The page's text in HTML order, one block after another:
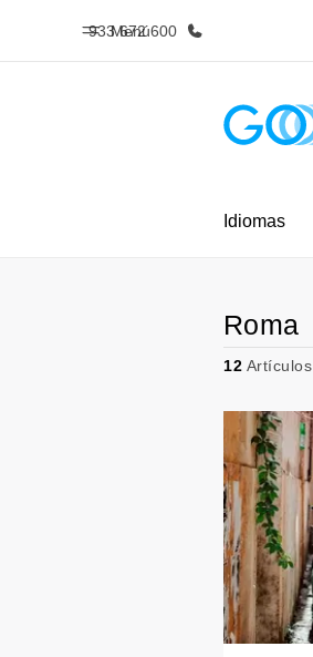
Menú
933 672 600
Inicio
Idiomas
Roma
12 Artículos